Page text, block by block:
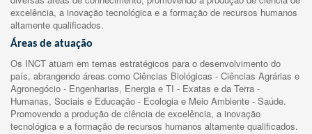
excelência, a inovação tecnológica e a formação de recursos humanos
altamente qualificados.
Áreas de atuação
Os INCT atuam em temas estratégicos para o desenvolvimento do
país, abrangendo áreas como Ciências Biológicas - Ciências Agrárias e
Agronegócio - Engenharias, Energia e TI - Exatas e da Terra -
Humanas, Sociais e Educação - Ecologia e Meio Ambiente - Saúde.
Promovendo a produção de ciência de excelência, a inovação
tecnológica e a formação de recursos humanos altamente qualificados.